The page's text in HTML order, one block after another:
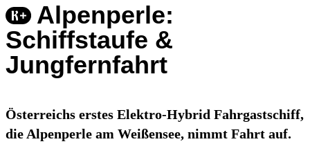
Alpenperle:
Schiffstaufe &
Jungfernfahrt
Österreichs erstes Elektro-Hybrid Fahrgastschiff,
die Alpenperle am Weißensee, nimmt Fahrt auf.